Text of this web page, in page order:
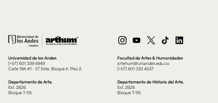
Universidad de los Andes
[+57] 601 339 4949
Calle 19A #1 - 37 Este. Bloque K. Piso 2.
Facultad de Artes & Humanidades
artehum@uniandes.edu.co
[+57] 601 332 4537
Departamento de Arte.
Ext. 2626
Bloque T-115
Departamento de Historia del Arte.
Ext. 2626
Bloque T-115